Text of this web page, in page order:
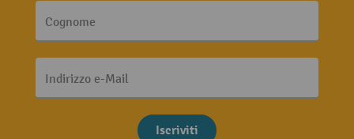
Cognome
Indirizzo e-Mail
Iscriviti